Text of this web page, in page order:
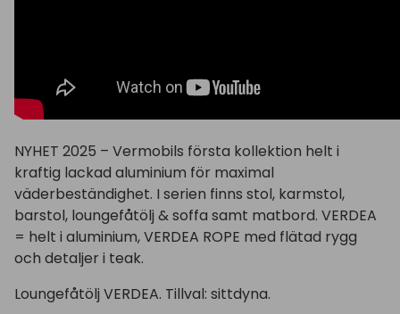
NYHET 2025 – Vermobils första kollektion helt i
kraftig lackad aluminium för maximal
väderbeständighet. I serien finns stol, karmstol,
barstol, loungefåtölj & soffa samt matbord. VERDEA
= helt i aluminium, VERDEA ROPE med flätad rygg
och detaljer i teak.
Loungefåtölj VERDEA. Tillval: sittdyna.